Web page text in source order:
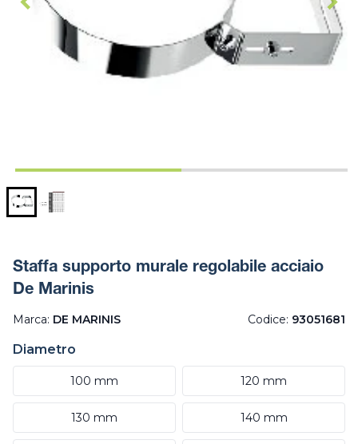
Staffa supporto murale regolabile acciaio
De Marinis
Marca: DE MARINIS Codice: 93051681
Diametro
100 mm 120 mm
130 mm 140 mm